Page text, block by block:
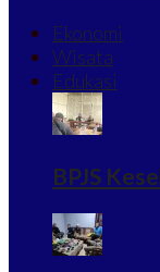
Ekonomi
Wisata
Edukasi
BPJS